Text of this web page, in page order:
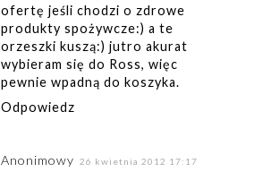
ofertę jeśli chodzi o zdrowe
produkty spożywcze:) a te
orzeszki kuszą:) jutro akurat
wybieram się do Ross, więc
pewnie wpadną do koszyka.
Odpowiedz
Anonimowy 26 kwietnia 2012 17:17